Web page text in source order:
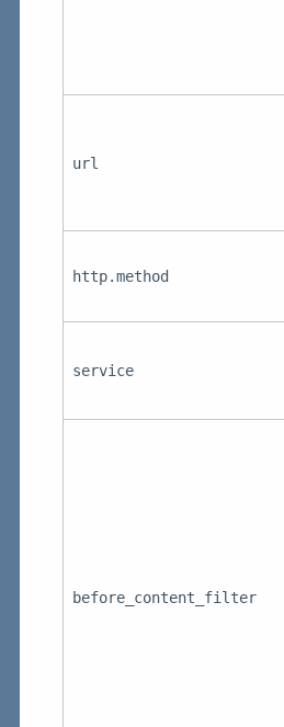
url
http.method
service
before_content_filter